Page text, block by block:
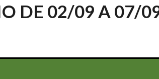
DE 02/09 A 07/